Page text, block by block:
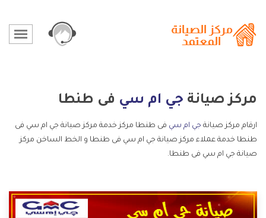
مركز صيانة جي ام سي فى طنطا
ارقام مركز صيانة جي ام سي فى طنطا مركز خدمة مركز صيانة جي ام سي فى
طنطا خدمة عملاء مركز صيانة جي ام سي فى طنطا و الخط الساخن مركز
صيانة جي ام سي فى طنطا.